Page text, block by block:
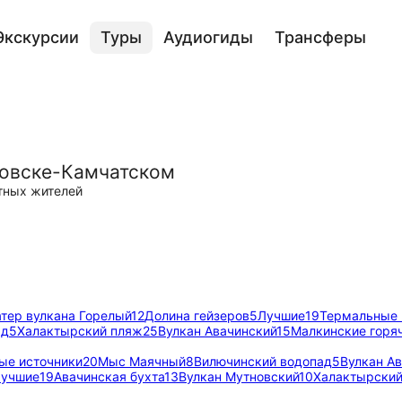
Туры Аудиогиды Трансферы
Камчатском
жителей
вулкана Горелый12Долина гейзеров5Лучшие19Термальные
5Халактырский пляж25Вулкан Авачинский15Малкинские
источники20Мыс Маячный8Вилючинский водопад5Вулкан
19Авачинская бухта13Вулкан Мутновский10